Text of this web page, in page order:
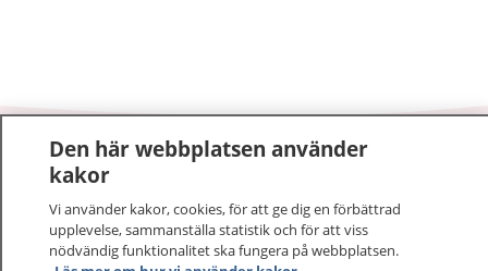
1177–tryggt om din hälsa och vård
På 1177.se får du råd om hälsa och information om
sjukdomar och vilka mottagningar du kan kontakta.
Den här webbplatsen använder
kakor
Vi använder kakor, cookies, för att ge dig en förbättrad
upplevelse, sammanställa statistik och för att viss
nödvändig funktionalitet ska fungera på webbplatsen.